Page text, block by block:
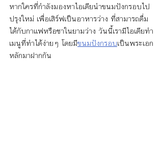
หากใครที่กำลังมองหาไอเดียนำขนมปังกรอบไป
ปรุงใหม่ เพื่อเสิร์ฟเป็นอาหารว่าง ที่สามารถดื่ม
ได้กับกาแฟหรือชาในยามว่าง วันนี้เรามีไอเดียทำ
เมนูที่ทำได้ง่ายๆ โดยมีขนมปังกรอบเป็นพระเอก
หลักมาฝากกัน